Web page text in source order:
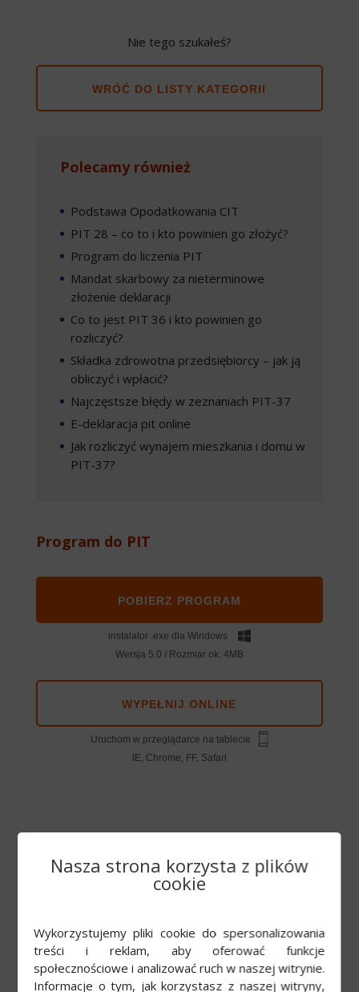
Nie tego szukałeś?
WRÓĆ DO LISTY KATEGORII
Polecamy również
Podstawa Opodatkowania CIT
PIT 28 – co to i kto powinien go złożyć?
Program do liczenia PIT
Mandat skarbowy za nieterminowe
złożenie deklaracji
Co to jest PIT 36 i kto powinien go
rozliczyć?
Składka zdrowotna przedsiębiorcy – jak ją
obliczyć i wpłacić?
Najczęstsze błędy w zeznaniach PIT-37
E-deklaracja pit online
Jak rozliczyć wynajem mieszkania i domu w
PIT-37?
Program do PIT
POBIERZ PROGRAM
instalator .exe dla Windows
Wersja 5.0 / Rozmiar ok. 4MB
WYPEŁNIJ ONLINE
Uruchom w przeglądarce na tablecie
IE, Chrome, FF, Safari
Przekaż
Nasza strona korzysta z plików
cookie
Wykorzystujemy pliki cookie do spersonalizowania
treści i reklam, aby oferować funkcje
społecznościowe i analizować ruch w naszej witrynie.
Informacje o tym, jak korzystasz z naszej witryny,